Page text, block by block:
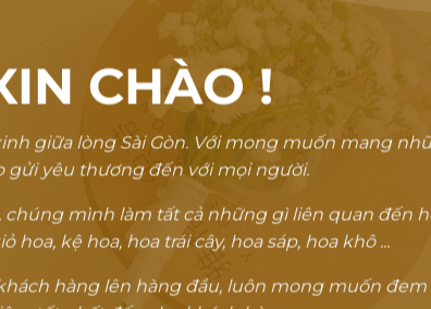
CHÀO!
giữa lòng Sài Gòn. Với mong muốn mang
gửi yêu thương đến với mọi người.
chúng mình làm tất cả những gì liên quan đến
hoa, kệ hoa, hoa trái cây, hoa sáp, hoa khô ...
hàng lên hàng đầu, luôn mong muốn đem